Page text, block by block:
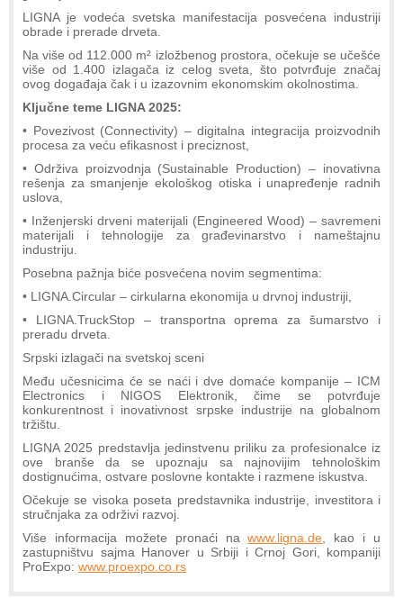
LIGNA je vodeća svetska manifestacija posvećena industriji
obrade i prerade drveta.
Na više od 112.000 m² izložbenog prostora, očekuje se učešće
više od 1.400 izlagača iz celog sveta, što potvrđuje značaj
ovog događaja čak i u izazovnim ekonomskim okolnostima.
Ključne teme LIGNA 2025:
• Povezivost (Connectivity) – digitalna integracija proizvodnih
procesa za veću efikasnost i preciznost,
• Održiva proizvodnja (Sustainable Production) – inovativna
rešenja za smanjenje ekološkog otiska i unapređenje radnih
uslova,
• Inženjerski drveni materijali (Engineered Wood) – savremeni
materijali i tehnologije za građevinarstvo i nameštajnu
industriju.
Posebna pažnja biće posvećena novim segmentima:
• LIGNA.Circular – cirkularna ekonomija u drvnoj industriji,
• LIGNA.TruckStop – transportna oprema za šumarstvo i
preradu drveta.
Srpski izlagači na svetskoj sceni
Među učesnicima će se naći i dve domaće kompanije – ICM
Electronics i NIGOS Elektronik, čime se potvrđuje
konkurentnost i inovativnost srpske industrije na globalnom
tržištu.
LIGNA 2025 predstavlja jedinstvenu priliku za profesionalce iz
ove branše da se upoznaju sa najnovijim tehnološkim
dostignućima, ostvare poslovne kontakte i razmene iskustva.
Očekuje se visoka poseta predstavnika industrije, investitora i
stručnjaka za održivi razvoj.
Više informacija možete pronaći nawww.ligna.de , kao i u
zastupništvu sajma Hanover u Srbiji i Crnoj Gori, kompaniji
ProExpo: www.proexpo.co.rs